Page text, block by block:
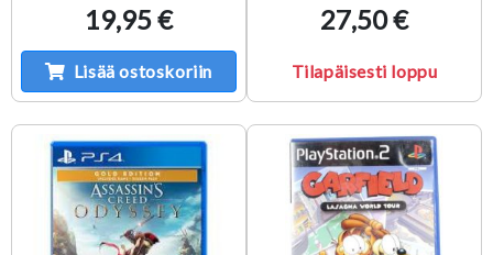
19,95 €
Lisää ostoskoriin
27,50 €
Tilapäisesti loppu